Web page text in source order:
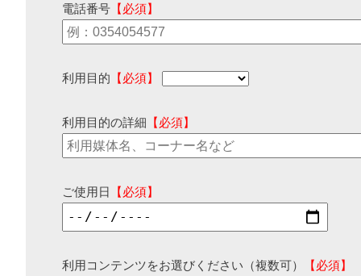
電話番号 【必須】
利用目的 【必須】
利用目的の詳細 【必須】
ご使用日 【必須】
利用コンテンツをお選びください（複数可）
【必須】